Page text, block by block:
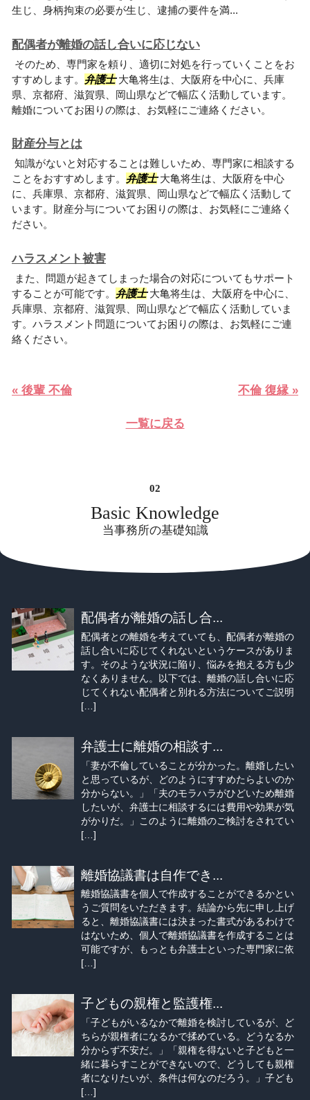
生じ、身柄拘束の必要が生じ、逮捕の要件を満...
配偶者が離婚の話し合いに応じない
そのため、専門家を頼り、適切に対処を行っていくことをお
すすめします。 弁護士大亀将生は、大阪府を中心に、兵庫
県、京都府、滋賀県、岡山県などで幅広く活動しています。
離婚についてお困りの際は、お気軽にご連絡ください。
財産分与とは
知識がないと対応することは難しいため、専門家に相談する
ことをおすすめします。 弁護士大亀将生は、大阪府を中心
に、兵庫県、京都府、滋賀県、岡山県などで幅広く活動して
います。財産分与についてお困りの際は、お気軽にご連絡く
ださい。
ハラスメント被害
また、問題が起きてしまった場合の対応についてもサポート
することが可能です。 弁護士大亀将生は、大阪府を中心に、
兵庫県、京都府、滋賀県、岡山県などで幅広く活動していま
す。ハラスメント問題についてお困りの際は、お気軽にご連
絡ください。
« 後輩 不倫 不倫 復縁 »
一覧に戻る
Basic Knowledge
当事務所の基礎知識
配偶者が離婚の話し合...
配偶者との離婚を考えていても、配偶者が離婚の
話し合いに応じてくれないというケースがありま
す。そのような状況に陥り、悩みを抱える方も少
なくありません。以下では、離婚の話し合いに応
じてくれない配偶者と別れる方法についてご説明
[…]
弁護士に離婚の相談す...
「妻が不倫していることが分かった。離婚したい
と思っているが、どのようにすすめたらよいのか
分からない。」「夫のモラハラがひどいため離婚
したいが、弁護士に相談するには費用や効果が気
がかりだ。」このように離婚のご検討をされてい
[…]
離婚協議書は自作でき...
離婚協議書を個人で作成することができるかとい
うご質問をいただきます。結論から先に申し上げ
ると、離婚協議書には決まった書式があるわけで
はないため、個人で離婚協議書を作成することは
可能ですが、もっとも弁護士といった専門家に依
[…]
子どもの親権と監護権...
「子どもがいるなかで離婚を検討しているが、ど
ちらが親権者になるかで揉めている。どうなるか
分からず不安だ。」「親権を得ないと子どもと一
緒に暮らすことができないので、どうしても親権
者になりたいが、条件は何なのだろう。」子ども
[…]